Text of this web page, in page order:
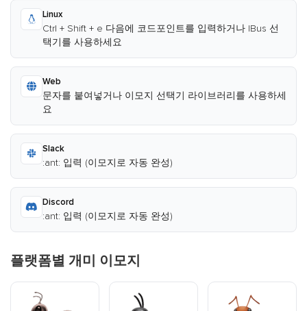
Linux
Ctrl + Shift + e 다음에 코드포인트를 입력하거나 IBus 선
택기를 사용하세요
Web
문자를 붙여넣거나 이모지 선택기 라이브러리를 사용하세
요
Slack
:ant: 입력 (이모지로 자동 완성)
Discord
:ant: 입력 (이모지로 자동 완성)
플랫폼별 개미 이모지